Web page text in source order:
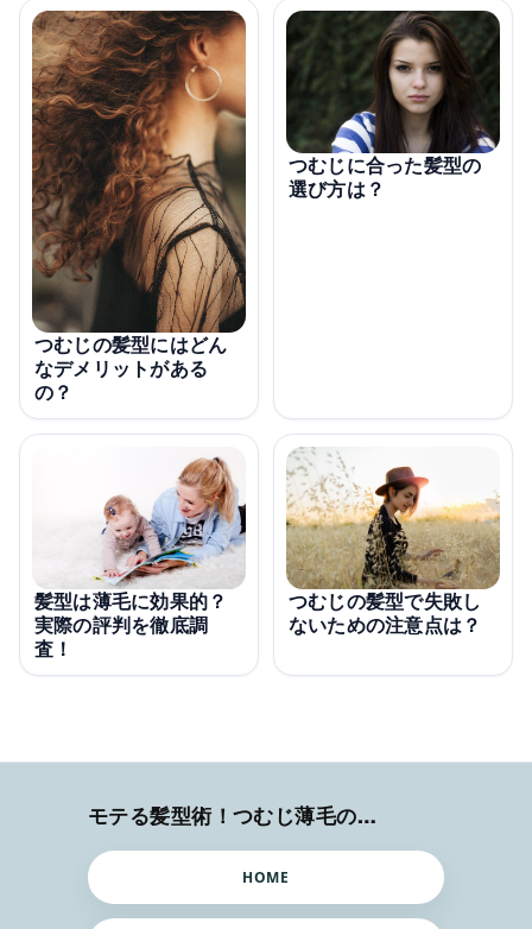
つむじの髪型にはどん
なデメリットがある
の？
つむじに合った髪型の
選び方は？
髪型は薄毛に効果的？
実際の評判を徹底調
査！
つむじの髪型で失敗し
ないための注意点は？
モテる髪型術！つむじ薄毛の隠し方
HOME